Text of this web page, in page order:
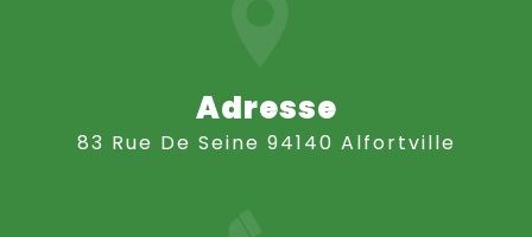
Adresse
83 Rue De Seine 94140 Alfortville